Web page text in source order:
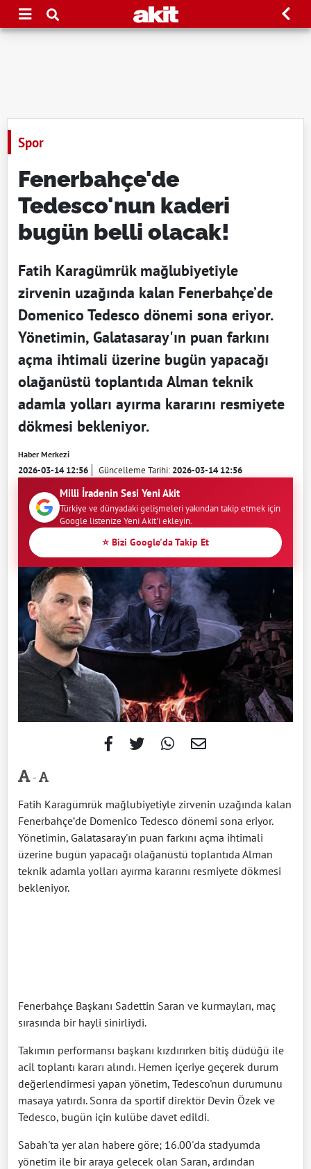
Spor
Fenerbahçe'de
Tedesco'nun kaderi
bugün belli olacak!
Fatih Karagümrük mağlubiyetiyle
zirvenin uzağında kalan Fenerbahçe’de
Domenico Tedesco dönemi sona eriyor.
Yönetimin, Galatasaray'ın puan farkını
açma ihtimali üzerine bugün yapacağı
olağanüstü toplantıda Alman teknik
adamla yolları ayırma kararını resmiyete
dökmesi bekleniyor.
Haber Merkezi
2026-03-14 12:56 Güncelleme Tarihi:2026-03-14 12:56
Milli İradenin Sesi Yeni Akit
Türkiye ve dünyadaki gelişmeleri yakından takip etmek için
Google listenize Yeni Akit'i ekleyin.
⭐ Bizi Google'da Takip Et
-
Fatih Karagümrük mağlubiyetiyle zirvenin uzağında kalan
Fenerbahçe’de Domenico Tedesco dönemi sona eriyor.
Yönetimin, Galatasaray'ın puan farkını açma ihtimali
üzerine bugün yapacağı olağanüstü toplantıda Alman
teknik adamla yolları ayırma kararını resmiyete dökmesi
bekleniyor.
Fenerbahçe Başkanı Sadettin Saran ve kurmayları, maç
sırasında bir hayli sinirliydi.
Takımın performansı başkanı kızdırırken bitiş düdüğü ile
acil toplantı kararı alındı. Hemen içeriye geçerek durum
değerlendirmesi yapan yönetim, Tedesco'nun durumunu
masaya yatırdı. Sonra da sportif direktör Devin Özek ve
Tedesco, bugün için kulübe davet edildi.
Sabah'ta yer alan habere göre; 16.00'da stadyumda
yönetim ile bir araya gelecek olan Saran, ardından